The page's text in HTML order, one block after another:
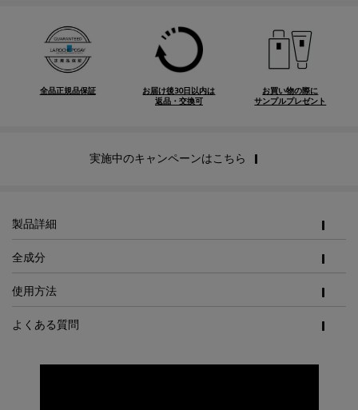
全品正規品保証
お届け後30日以内は
返品・交換可
お買い物の際に
サンプルプレゼント
実施中のキャンペーンはこちら
製品詳細
全成分
使用方法
よくある質問